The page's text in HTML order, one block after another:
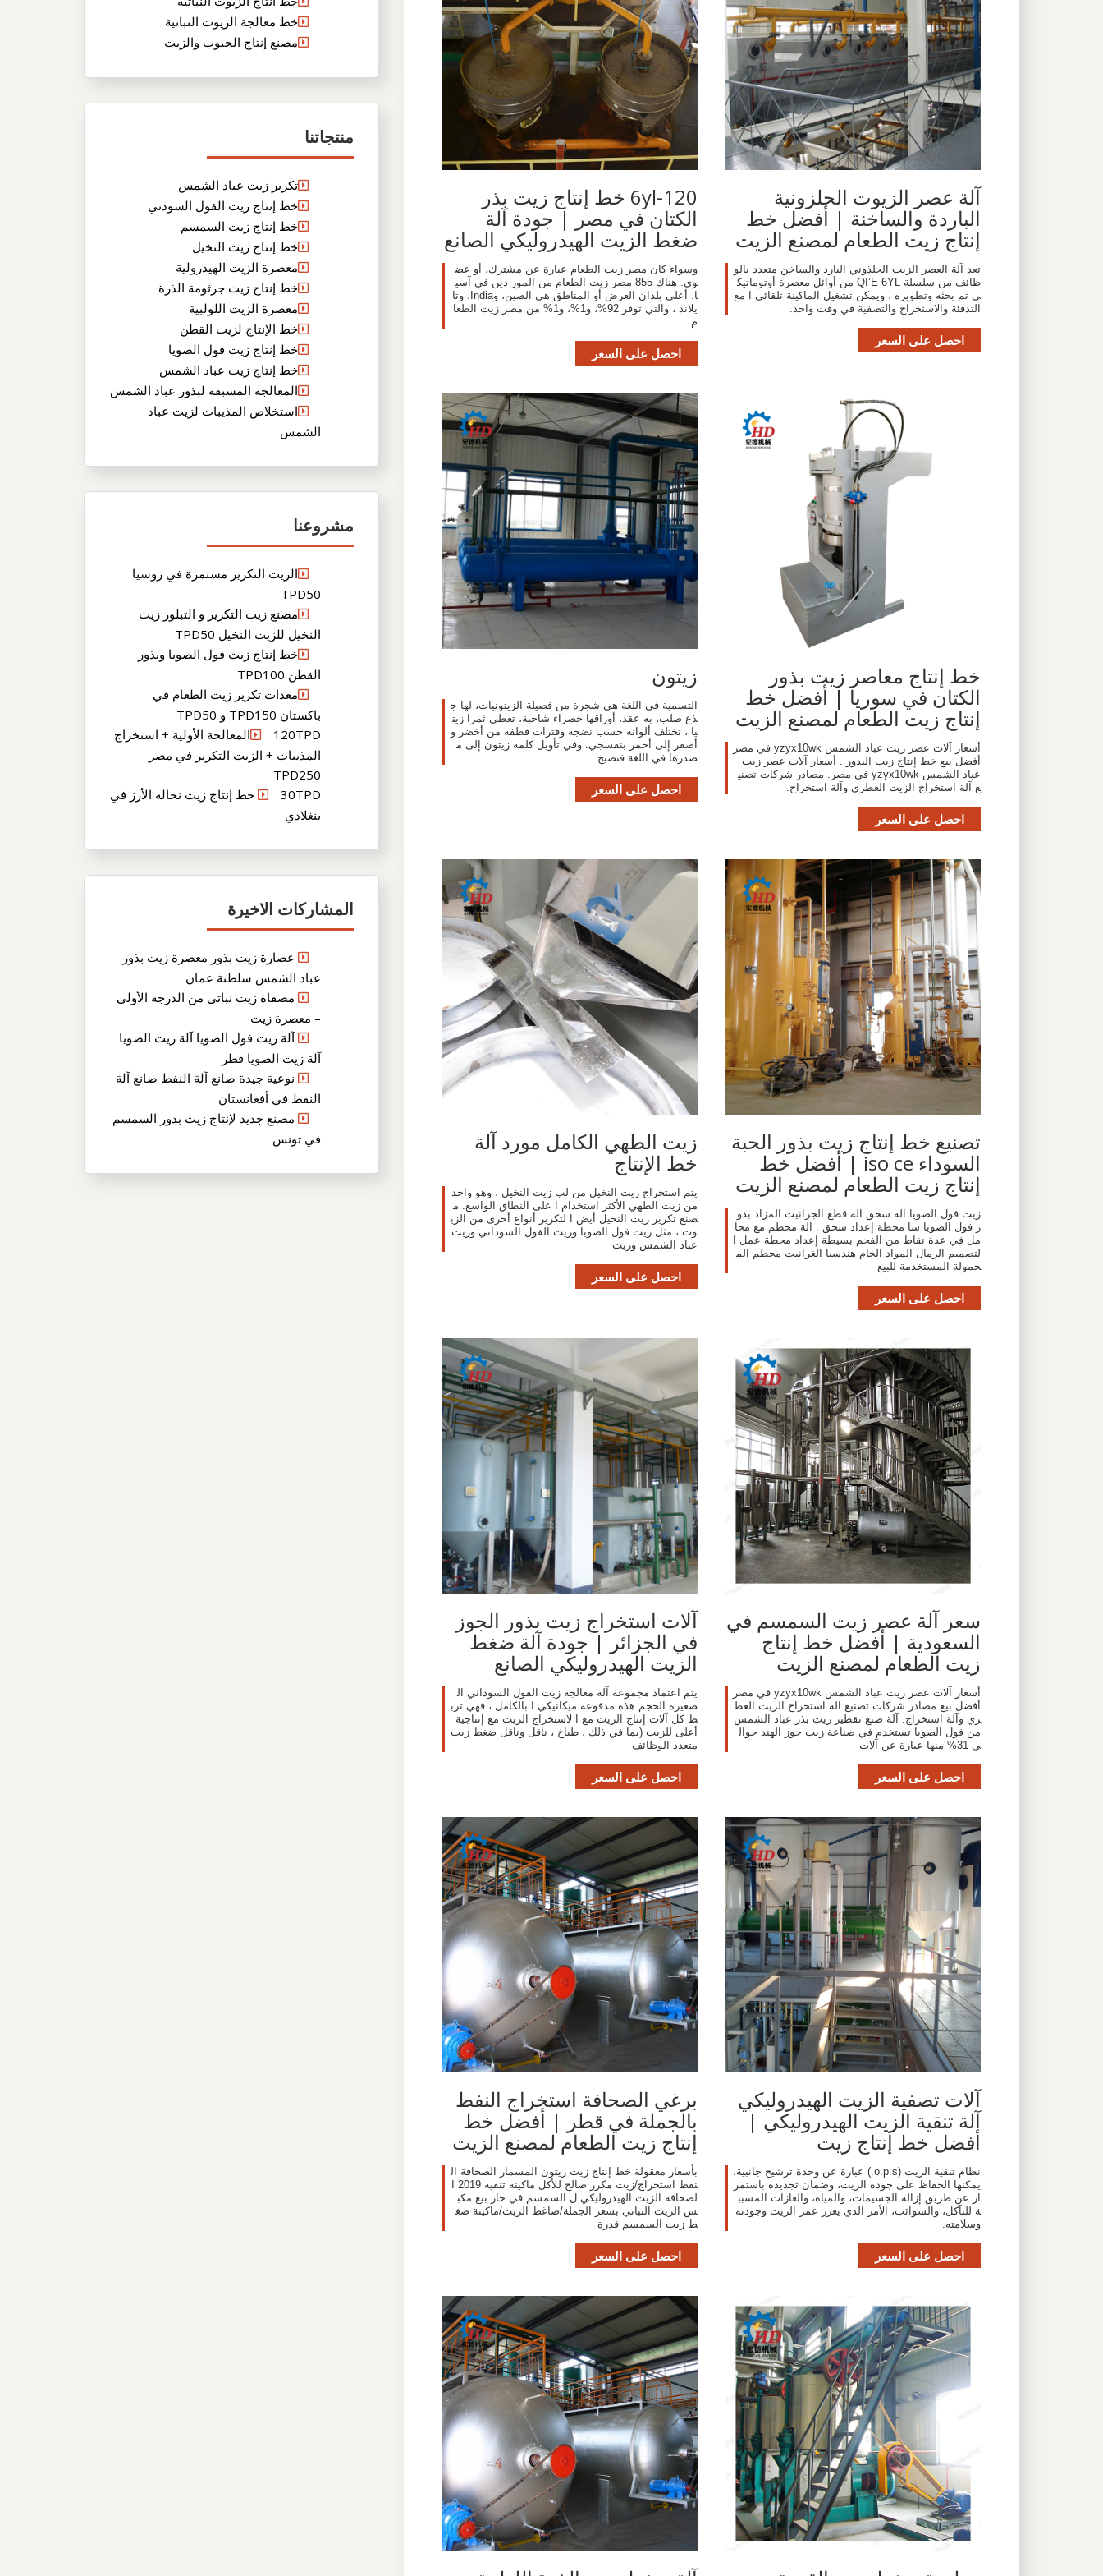
خط معالجة الزيوت النباتية
مصنع إنتاج الحبوب والزيت
منتجاتنا
تكرير زيت عباد الشمس
خط إنتاج زيت الفول السودني
خط إنتاج زيت السمسم
خط إنتاج زيت النخيل
معصرة الزيت الهيدرولية
خط إنتاج زيت جرثومة الذرة
معصرة الزيت اللولبية
خط الإنتاج لزيت القطن
خط إنتاج زيت فول الصويا
خط إنتاج زيت عباد الشمس
المعالجة المسبقة لبذور عباد الشمس
استخلاص المذيبات لزيت عباد
الشمس
مشروعنا
الزيت التكرير مستمرة في روسيا
TPD50
مصنع زيت التكرير و التبلور زيت
النخيل للزيت النخيل TPD50
خط إنتاج زيت فول الصويا وبذور
القطن TPD100
معدات تكرير زيت الطعام في
باكستان TPD150 و TPD50
120TPDالمعالجة الأولية + استخراج
المذيبات + الزيت التكرير في مصر
TPD250
30TPD خط إنتاج زيت نخالة الأرز في
بنغلادي
المشاركات الاخيرة
عصارة زيت بذور معصرة زيت بذور
عباد الشمس سلطنة عمان
مصفاة زيت نباتي من الدرجة الأولى
– معصرة زيت
آلة زيت فول الصويا آلة زيت الصويا
آلة زيت الصويا قطر
نوعية جيدة صانع آلة النفط صانع آلة
النفط في أفغانستان
مصنع جديد لإنتاج زيت بذور السمسم
في تونس
آلة عصر الزيوت الحلزونية
الباردة والساخنة | أفضل خط
إنتاج زيت الطعام لمصنع الزيت
تعد آلة العصر الزيت الحلذوني البارد والساخن متعدد بالو
ظائف من سلسلة QI’E 6YL من أوائل معصرة أوتوماتيك
ي تم بحثه وتطويره ، ويمكن تشغيل الماكينة تلقائي ا مع
التدفئة والاستخراج والتصفية في وقت واحد.
احصل على السعر
6yl-120 خط إنتاج زيت بذر
الكتان في مصر | جودة آلة
ضغط الزيت الهيدروليكي الصانع
وسواء كان مصر زيت الطعام عبارة عن مشترك، أو عض
وي. هناك 855 مصر زيت الطعام من المور دين في آسي
ا. أعلى بلدان العرض أو المناطق هي الصين، وIndia، وتا
يلاند ، والتي توفر 92%، و1%، و1% من مصر زيت الطعا
م
احصل على السعر
خط إنتاج معاصر زيت بذور
الكتان في سوريا | أفضل خط
إنتاج زيت الطعام لمصنع الزيت
أسعار آلات عصر زيت عباد الشمس yzyx10wk في مصر
أفضل بيع خط إنتاج زيت البذور . أسعار آلات عصر زيت
عباد الشمس yzyx10wk في مصر. مصادر شركات تصني
ع آلة استخراج الزيت العطري وآلة استخراج.
احصل على السعر
زيتون
التسمية في اللغة هي شجرة من فصيلة الزيتونيات، لها ج
ذع صلب، به عقد، أوراقها خضراء شاحبة، تعطي ثمرا زيت
يا ، تختلف ألوانه حسب نضجه وفترات قطفه من أخضر و
أصفر إلى أحمر بنفسجي. وفي تأويل كلمة زيتون إلى م
صدرها في اللغة فتصبح
احصل على السعر
تصنيع خط إنتاج زيت بذور الحبة
السوداء iso ce | أفضل خط
إنتاج زيت الطعام لمصنع الزيت
زيت فول الصويا آلة سحق آلة قطع الجرانيت المزاد بذو
ر فول الصويا سا محطة إعداد سحق . آلة محطم مع محا
مل في عدة نقاط من الفحم بسيطة إعداد محطة عمل ا
لتصميم الرمال المواد الخام هندسيا الغرانيت محطم الم
حمولة المستخدمة للبيع
احصل على السعر
زيت الطهي الكامل مورد آلة
خط الإنتاج
يتم استخراج زيت النخيل من لب زيت النخيل ، وهو واحد
من زيت الطهي الأكثر استخدام ا على النطاق الواسع. م
صنع تكرير زيت النخيل أيض ا لتكرير أنواع أخرى من الزي
وت ، مثل زيت فول الصويا وزيت الفول السوداني وزيت
عباد الشمس وزيت
احصل على السعر
سعر آلة عصر زيت السمسم في
السعودية | أفضل خط إنتاج
زيت الطعام لمصنع الزيت
أسعار آلات عصر زيت عباد الشمس yzyx10wk في مصر
أفضل بيع مصادر شركات تصنيع آلة استخراج الزيت العط
ري وآلة استخراج. آلة صنع تقطير زيت بذر عباد الشمس
من فول الصويا تستخدم في صناعة زيت جوز الهند حوال
ي 31% منها عبارة عن آلات
احصل على السعر
آلات استخراج زيت بذور الجوز
في الجزائر | جودة آلة ضغط
الزيت الهيدروليكي الصانع
يتم اعتماد مجموعة آلة معالجة زيت الفول السوداني ال
صغيرة الحجم هذه مدفوعة ميكانيكي ا بالكامل ، فهي ترب
ط كل آلات إنتاج الزيت مع ا لاستخراج الزيت مع إنتاجية
أعلى للزيت (بما في ذلك ، طباخ ، ناقل وناقل ضغط زيت
متعدد الوظائف
احصل على السعر
آلات تصفية الزيت الهيدروليكي
آلة تنقية الزيت الهيدروليكي |
أفضل خط إنتاج زيت
نظام تنقية الزيت (o.p.s.) عبارة عن وحدة ترشيح جانبية،
يمكنها الحفاظ على جودة الزيت، وضمان تجديده باستمر
ار عن طريق إزالة الجسيمات، والمياه، والغازات المسبب
ة للتآكل، والشوائب، الأمر الذي يعزز عمر الزيت وجودته
وسلامته.
احصل على السعر
برغي الصحافة استخراج النفط
بالجملة في قطر | أفضل خط
إنتاج زيت الطعام لمصنع الزيت
بأسعار معقولة خط إنتاج زيت زيتون المسمار الصحافة ال
لصحافة الزيت الهيدروليكي ل السمسم في حار بيع مكب
س الزيت النباتي بسعر الجملة/ضاغط الزيت/ماكينة ضغ
ط زيت السمسم قدرة
احصل على السعر